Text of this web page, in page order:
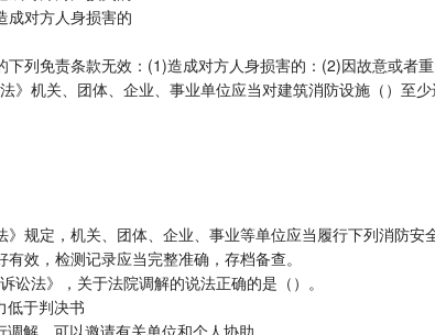
成对方人身损害的
下列免责条款无效：(1)造成对方人身损害的：(2)因故意或者重
》机关、团体、企业、事业单位应当对建筑消防设施（）至少
》规定，机关、团体、企业、事业等单位应当履行下列消防安
效，检测记录应当完整准确，存档备查。
讼法》，关于法院调解的说法正确的是（）。
低于判决书